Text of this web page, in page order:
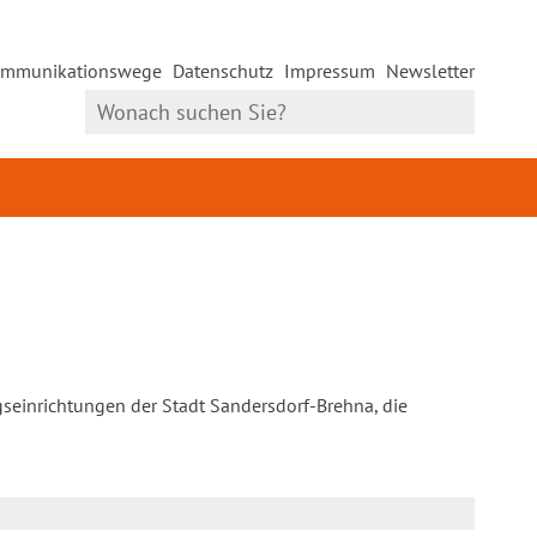
Datenschutz Impressum Newsletter
der Stadt Sandersdorf-Brehna, die